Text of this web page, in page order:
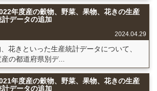
年度産の穀物、野菜、果物、花きの生産
計データの追加
2024.04.29
花きといった生産統計データについて、
の都道府県別デ...
年度産の穀物、野菜、果物、花きの生産
計データの追加